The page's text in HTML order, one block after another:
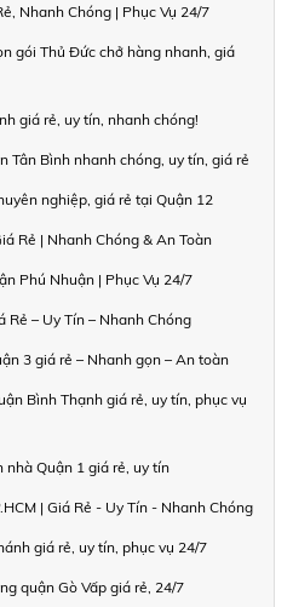
Nhanh Chóng | Phục Vụ 24/7
gói Thủ Đức chở hàng nhanh, giá
giá rẻ, uy tín, nhanh chóng!
Tân Bình nhanh chóng, uy tín, giá rẻ
nghiệp, giá rẻ tại Quận 12
Rẻ | Nhanh Chóng & An Toàn
Phú Nhuận | Phục Vụ 24/7
Rẻ – Uy Tín – Nhanh Chóng
3 giá rẻ – Nhanh gọn – An toàn
Bình Thạnh giá rẻ, uy tín, phục vụ
nhà Quận 1 giá rẻ, uy tín
| Giá Rẻ - Uy Tín - Nhanh Chóng
giá rẻ, uy tín, phục vụ 24/7
quận Gò Vấp giá rẻ, 24/7